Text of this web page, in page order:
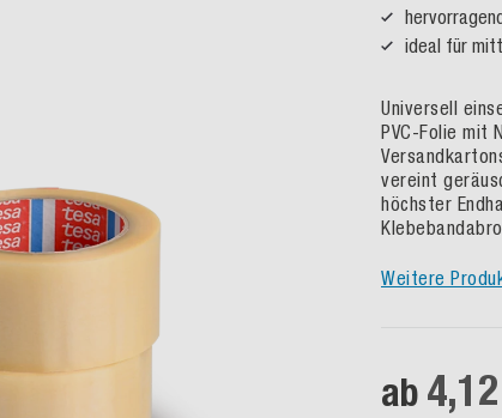
ideal für
Universell
PVC-Folie mit
vereint
höchster
Weitere
ab